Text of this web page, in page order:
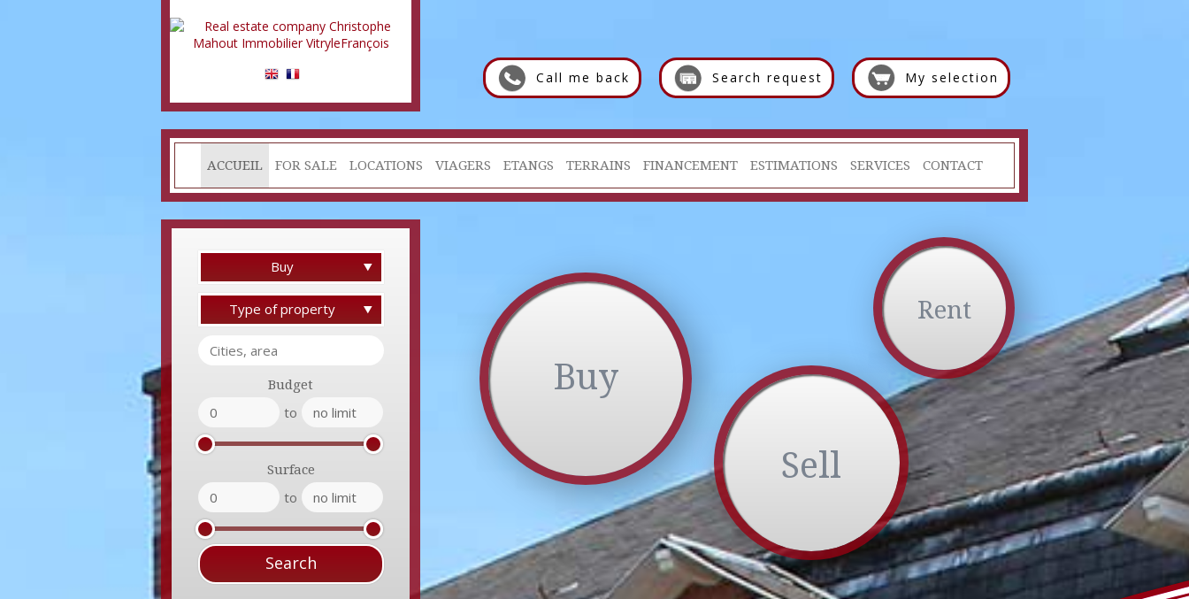
Call me back Search request My selection
ACCUEIL FOR SALE LOCATIONS VIAGERS ETANGS TERRAINS FINANCEMENT ESTIMATIONS SERVICES CONTACT
Buy
Type of property
Budget
to
Surface
to
Sell
Rent
Buy